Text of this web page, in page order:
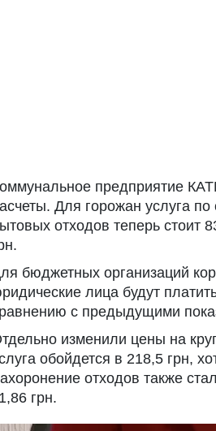
предприятие
Для горожан услуга
отходов теперь стоит
бюджетных организаций
лица будут
с предыдущими
изменили цены на
обойдется в 218,5 грн,
отходов также
грн.